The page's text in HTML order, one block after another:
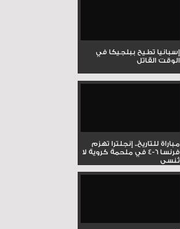
إسبانيا تطيح ببلجيكا في
الوقت القاتل
مباراة للتاريخ.. إنجلترا تهزم
فرنسا 6-4 في ملحمة كروية لا
تُنسى